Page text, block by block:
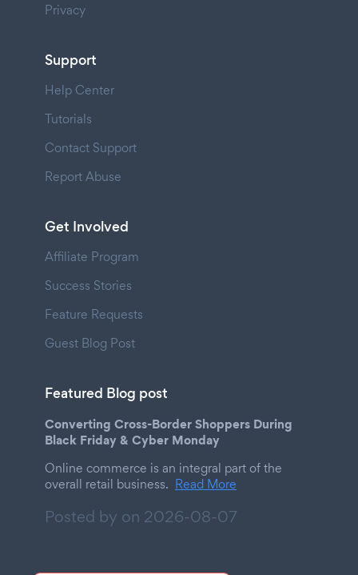
Privacy
Support
Help Center
Tutorials
Contact Support
Report Abuse
Get Involved
Affiliate Program
Success Stories
Feature Requests
Guest Blog Post
Featured Blog post
Converting Cross-Border Shoppers During
Black Friday & Cyber Monday
Online commerce is an integral part of the
overall retail business. Read More
Posted by on 2026-08-07